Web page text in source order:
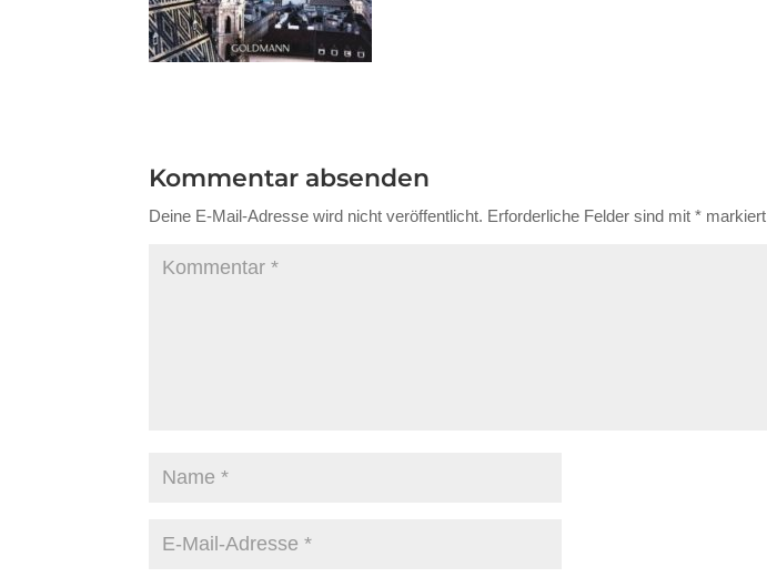
Kommentar absenden
Deine E-Mail-Adresse wird nicht veröffentlicht. Erforderliche Felder sind mit* markiert